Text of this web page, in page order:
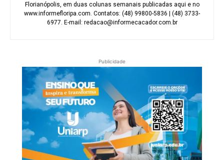
Florianópolis, em duas colunas semanais publicadas aqui e no
www.informefloripa.com. Contatos: (48) 99800-5836 | (48) 3733-
6977. E-mail: redacao@informecacador.com.br
Publicidade